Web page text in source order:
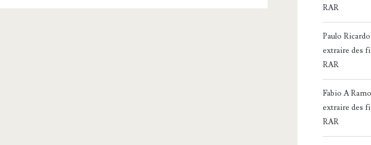
RAR
Paulo Ricardo
extraire des
RAR
Fabio A
extraire des
RAR